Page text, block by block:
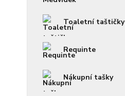
Toaletní taštičky
Requinte
Nákupní tašky